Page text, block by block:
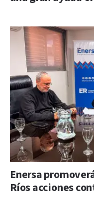
Enersa
Ríos acciones